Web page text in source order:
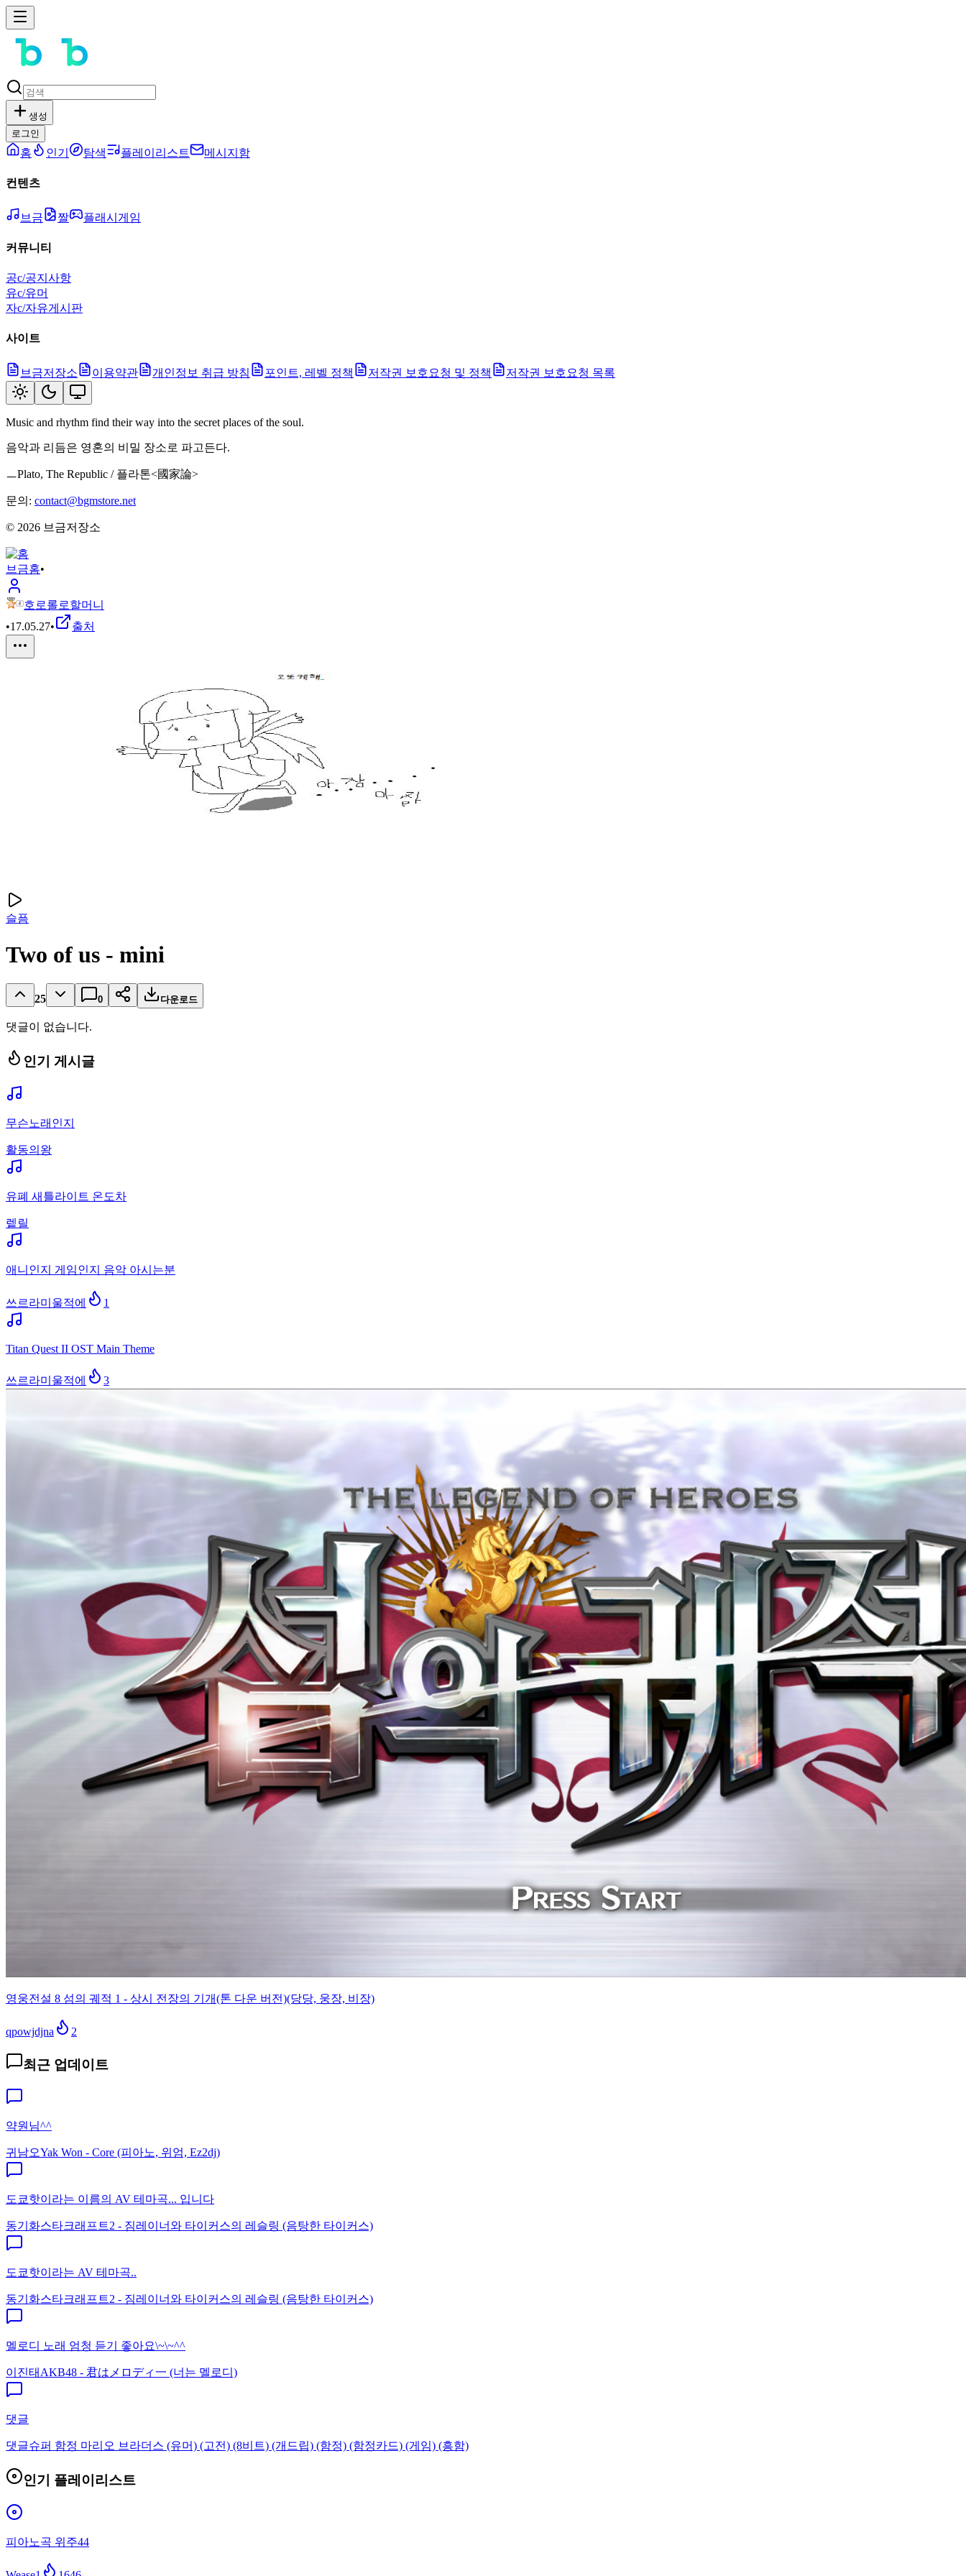
생성
로그인
홈 인기 탐색 플레이리스트 메시지함
컨텐츠
브금 짤 플래시게임
커뮤니티
공c/공지사항
유c/유머
자c/자유게시판
사이트
브금저장소 이용약관 개인정보 취급 방침 포인트, 레벨 정책 저작권 보호요청 및 정책 저작권 보호요청 목록
Music and rhythm find their way into the secret places of the soul.
음악과 리듬은 영혼의 비밀 장소로 파고든다.
ㅡPlato, The Republic / 플라톤<國家論>
문의: contact@bgmstore.net
© 2026 브금저장소
브금홈•
호로롤로할머니
•17.05.27• 출처
슬픔
Two of us - mini
25 0 다운로드
댓글이 없습니다.
인기 게시글
무슨노래인지
활동의왕
유폐 새틀라이트 온도차
렡릴
애니인지 게임인지 음악 아시는분
쓰르라미울적에 1
Titan Quest II OST Main Theme
쓰르라미울적에 3
영웅전설 8 섬의 궤적 1 - 상시 전장의 기개(톤 다운 버전)(당당, 웅장, 비장)
qpowjdjna 2
최근 업데이트
약원님^^
귀남오Yak Won - Core (피아노, 위엄, Ez2dj)
도쿄핫이라는 이름의 AV 테마곡... 입니다
동기화스타크래프트2 - 짐레이너와 타이커스의 레슬링 (음탕한 타이커스)
도쿄핫이라는 AV 테마곡..
동기화스타크래프트2 - 짐레이너와 타이커스의 레슬링 (음탕한 타이커스)
멜로디 노래 엄청 듣기 좋아요\~\~^^
이진태 AKB48 - 君はメロディ一 (너는 멜로디)
댓글
댓글슈퍼 함정 마리오 브라더스 (유머) (고전) (8비트) (개드립) (함정) (함정카드) (게임) (흥함)
인기 플레이리스트
피아노곡 위주44